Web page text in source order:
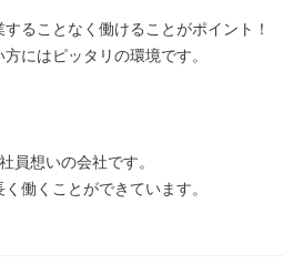
ることなく働けることがポイント！
にはピッタリの環境です。
員想いの会社です。
働くことができています。